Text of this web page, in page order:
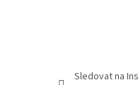
Sledovat na